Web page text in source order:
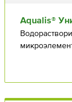
Aqualis®